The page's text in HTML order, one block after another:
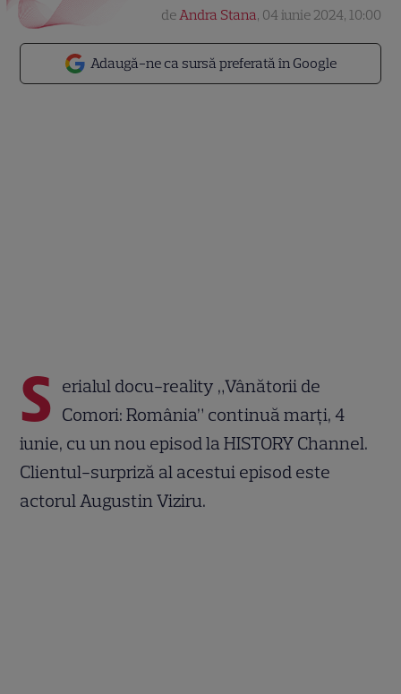
Adaugă-ne ca sursă preferată în Google
deAndra Stana, 04 iunie 2024, 10:00
S erialul docu-reality „Vânătorii de
Comori: România” continuă marți, 4
iunie, cu un nou episod la HISTORY Channel.
Clientul-surpriză al acestui episod este
actorul Augustin Viziru.